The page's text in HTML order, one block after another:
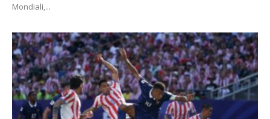
Mondiali,...